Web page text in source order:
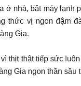
ở nhà, bật máy lạnh
thức vị ngon đậm
Gia.
thịt thật tiếp sức
Gia ngon thần sầu